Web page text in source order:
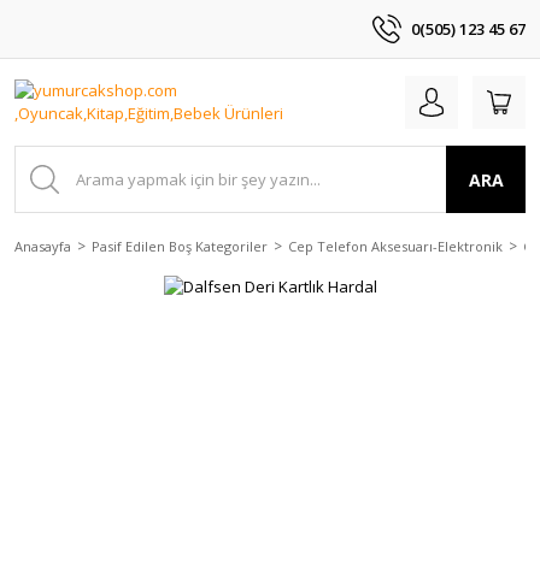
0(505) 123 45 67
ARA
Anasayfa Pasif Edilen Boş Kategoriler Cep Telefon Aksesuarı-Elektronik